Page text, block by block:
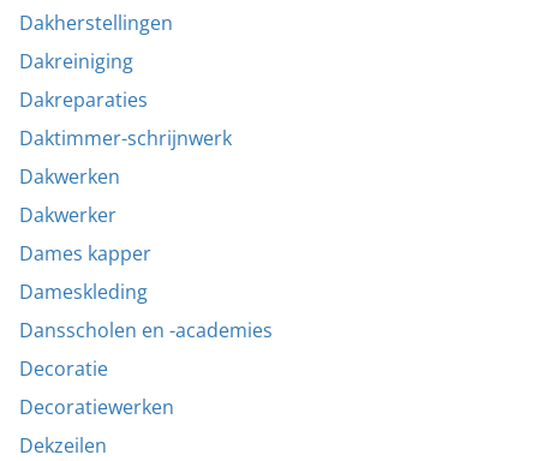
Dakherstellingen
Dakreiniging
Dakreparaties
Daktimmer-schrijnwerk
Dakwerken
Dakwerker
Dames kapper
Dameskleding
Dansscholen en -academies
Decoratie
Decoratiewerken
Dekzeilen